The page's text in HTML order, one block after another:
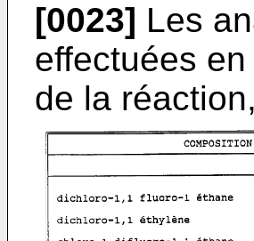
[0023] Les
effectuées
de la